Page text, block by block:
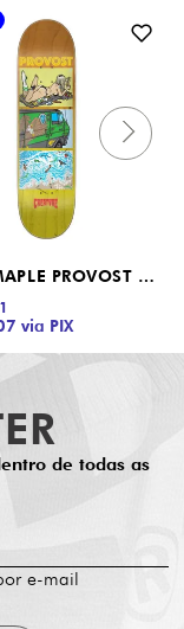
SHAPE MAPLE PROVOST HESH COAST CREATURE
via PIX
de todas as
e-mail